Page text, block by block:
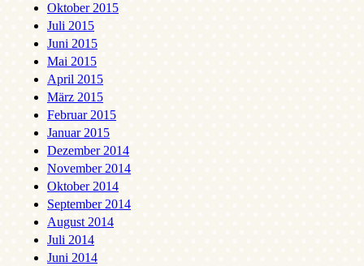
Oktober 2015
Juli 2015
Juni 2015
Mai 2015
April 2015
März 2015
Februar 2015
Januar 2015
Dezember 2014
November 2014
Oktober 2014
September 2014
August 2014
Juli 2014
Juni 2014